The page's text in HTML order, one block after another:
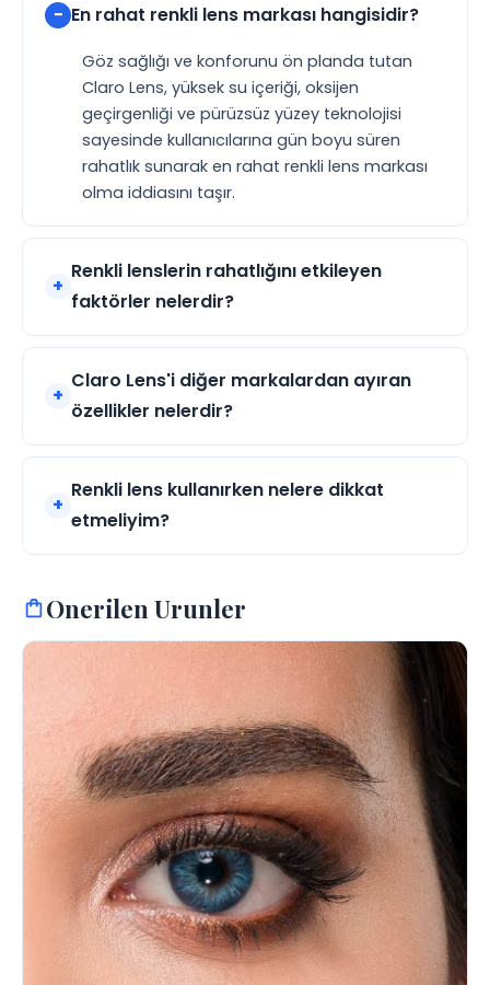
En rahat renkli lens markası hangisidir?
Göz sağlığı ve konforunu ön planda tutan
Claro Lens, yüksek su içeriği, oksijen
geçirgenliği ve pürüzsüz yüzey teknolojisi
sayesinde kullanıcılarına gün boyu süren
rahatlık sunarak en rahat renkli lens markası
olma iddiasını taşır.
Renkli lenslerin rahatlığını etkileyen
faktörler nelerdir?
Claro Lens'i diğer markalardan ayıran
özellikler nelerdir?
Renkli lens kullanırken nelere dikkat
etmeliyim?
Onerilen Urunler